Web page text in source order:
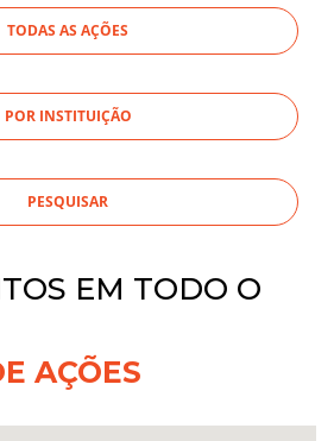
TODAS AS AÇÕES
POR INSTITUIÇÃO
EM TODO O
AÇÕES